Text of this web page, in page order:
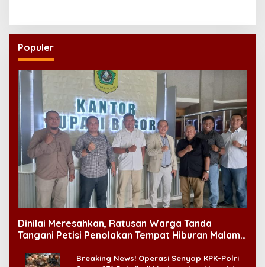
Populer
Dinilai Meresahkan, Ratusan Warga Tanda
Tangani Petisi Penolakan Tempat Hiburan Malam
Breaking News! Operasi Senyap KPK-Polri